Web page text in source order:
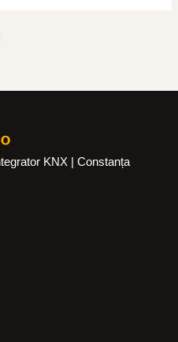
KNX | Constanța